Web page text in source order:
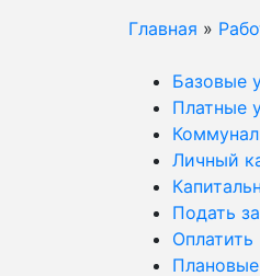
Главная »
Базовые
Платные
Личный
Подать
Оплатить